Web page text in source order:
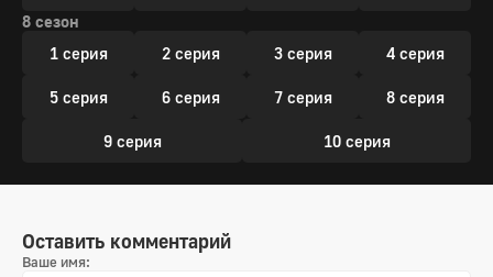
8 сезон
1 серия
2 серия 3 серия 4 серия
5 серия 6 серия 7 серия 8 серия
9 серия 10 серия
Оставить комментарий
Ваше имя: